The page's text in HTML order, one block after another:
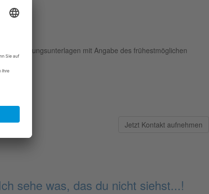
Bewerbungsunterlagen mit Angabe des frühestmöglichen
an
Jetzt Kontakt aufnehmen
sehe was, das du nicht siehst...!